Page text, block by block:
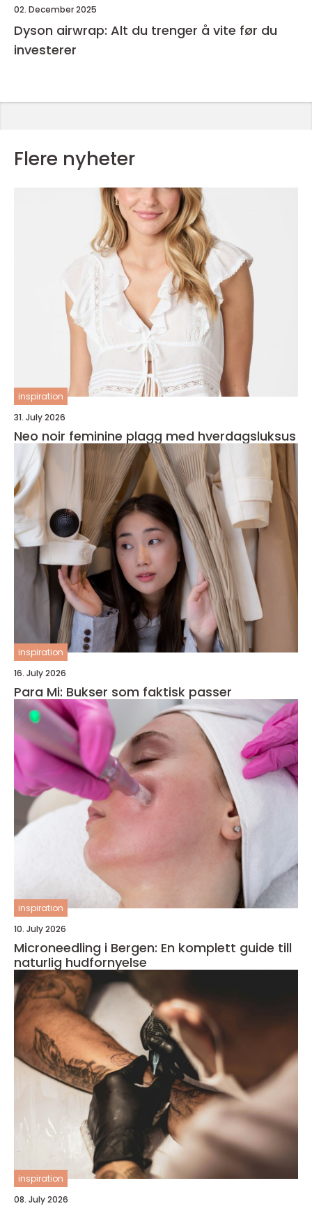
02. December 2025
Dyson airwrap: Alt du trenger å vite før du
investerer
Flere nyheter
inspiration
31. July 2026
Neo noir feminine plagg med hverdagsluksus
inspiration
16. July 2026
Para Mi: Bukser som faktisk passer
inspiration
10. July 2026
Microneedling i Bergen: En komplett guide till
naturlig hudfornyelse
inspiration
08. July 2026